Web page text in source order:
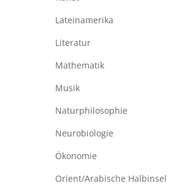
Lateinamerika
Literatur
Mathematik
Musik
Naturphilosophie
Neurobiologie
Ökonomie
Orient/Arabische Halbinsel